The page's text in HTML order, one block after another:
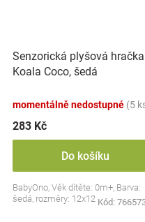
Senzorická plyšová hračka
Koala Coco, šedá
momentálně nedostupné (5
283 Kč
Do košíku
BabyOno, Věk dítěte: 0m+, Barva:
šedá, rozměry: 12x12 cm.
Kód: